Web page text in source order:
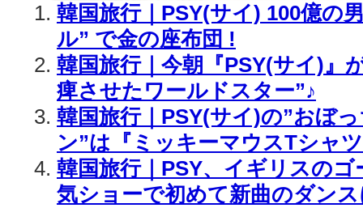
韓国旅行｜PSY(サイ) 100億の
ル” で金の座布団 !
韓国旅行｜今朝『PSY(サイ)』
痺させたワールドスター”♪
韓国旅行｜PSY(サイ)の”おぼ
ン”は『ミッキーマウスTシャ
韓国旅行｜PSY、イギリスの
気ショーで初めて新曲のダン